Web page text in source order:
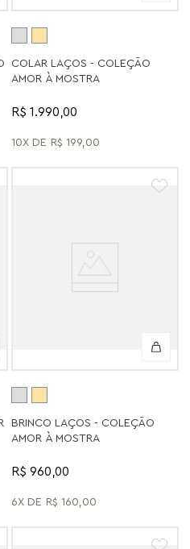
COLAR LAÇOS - COLEÇÃO
AMOR À MOSTRA
R$ 1.990,00
10 R$ 199,00
BRINCO LAÇOS - COLEÇÃO
AMOR À MOSTRA
R$ 960,00
6 R$ 160,00